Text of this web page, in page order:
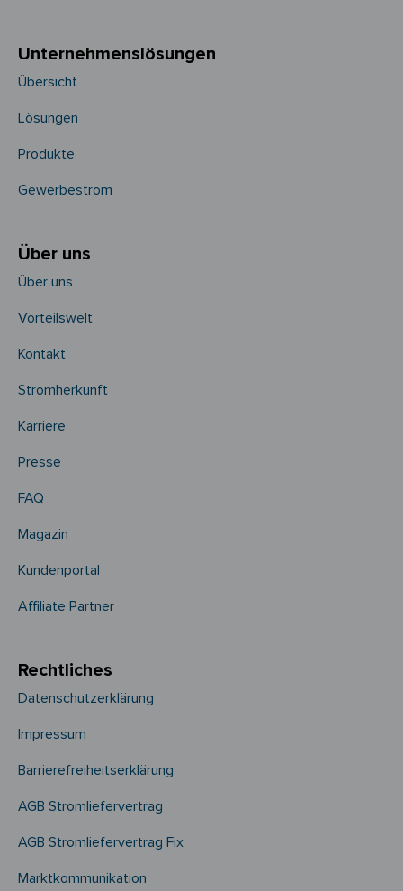
Unternehmens­­lösungen
Übersicht
Lösungen
Produkte
Gewerbestrom
Über uns
Über uns
Vorteilswelt
Kontakt
Stromherkunft
Karriere
Presse
FAQ
Magazin
Kundenportal
Affiliate Partner
Rechtliches
Datenschutzerklärung
Impressum
Barrierefreiheitserklärung
AGB Stromliefervertrag
AGB Stromliefervertrag Fix
Marktkommunikation